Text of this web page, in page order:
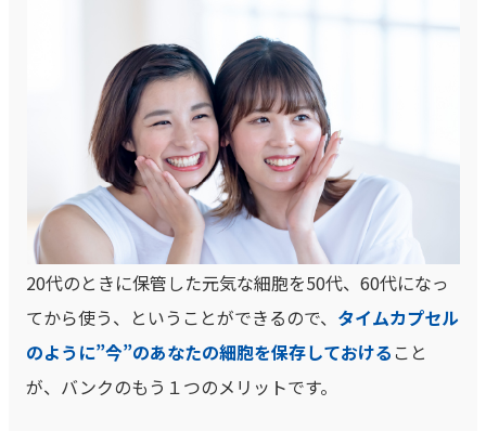
20代のときに保管した元気な細胞を50代、60代になっ
てから使う、ということができるので、 タイムカプセル
のように”今”のあなたの細胞を保存しておける こと
が、バンクのもう１つのメリットです。